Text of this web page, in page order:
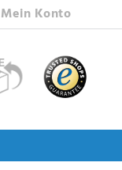
Mein Konto